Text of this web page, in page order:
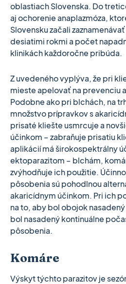
oblastiach Slovenska. Do
aj ochorenie anaplazmóza,
Slovensku začali
desiatimi rokmi a počet
klinikách každoročne pribúda.
Z uvedeného vyplýva, že pri
mieste apelovať na prevenciu
Podobne ako pri blchách, na
množstvo prípravkov s
prisaté kliešte usmrcuje a
účinkom – zabraňuje prisatiu
aplikácií má širokospektrálny
ektoparazitom – blchám,
zvýhodňuje ich použitie.
pôsobenia sú pohodlnou
akaricídnym účinkom. Pri ich
na to, aby bol obojok
bol nasadený kontinuálne
pôsobenia.
Komáre
Výskyt týchto parazitov je